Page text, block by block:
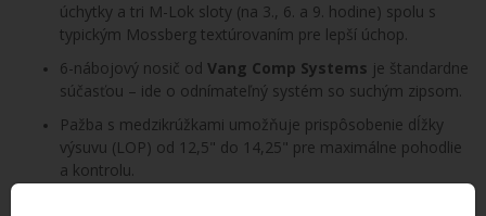
úchytky a tri M-Lok sloty (na 3., 6. a 9. hodine) spolu s
typickým Mossberg textúrovaním pre lepší úchop.
6-nábojový nosič od Vang Comp Systems je štandardne
súčasťou – ide o odnímateľný systém so suchým zipsom.
Pažba s medzikrúžkami umožňuje prispôsobenie dĺžky
výsuvu (LOP) od 12,5" do 14,25" pre maximálne pohodlie
a kontrolu.